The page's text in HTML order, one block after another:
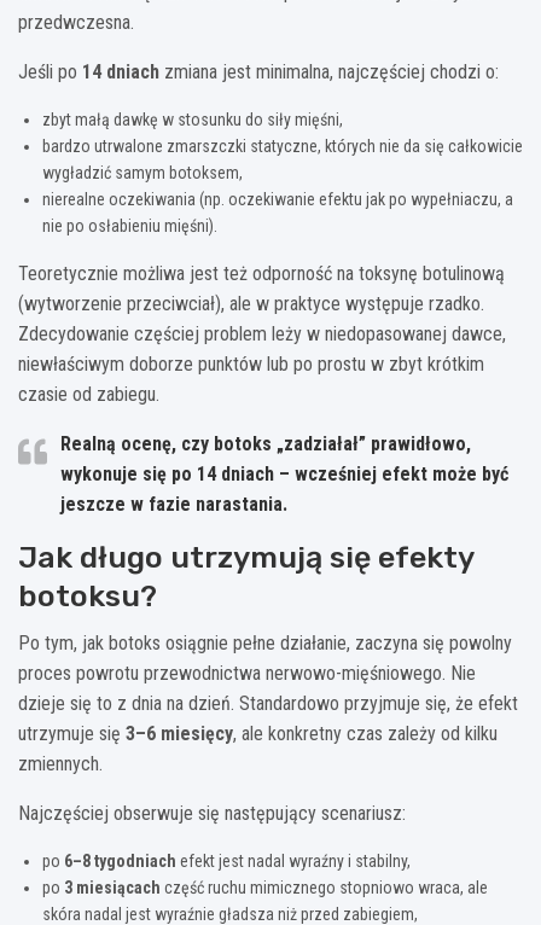
przedwczesna.
Jeśli po 14 dniach zmiana jest minimalna, najczęściej chodzi o:
zbyt małą dawkę w stosunku do siły mięśni,
bardzo utrwalone zmarszczki statyczne, których nie da się całkowicie
wygładzić samym botoksem,
nierealne oczekiwania (np. oczekiwanie efektu jak po wypełniaczu, a
nie po osłabieniu mięśni).
Teoretycznie możliwa jest też odporność na toksynę botulinową
(wytworzenie przeciwciał), ale w praktyce występuje rzadko.
Zdecydowanie częściej problem leży w niedopasowanej dawce,
niewłaściwym doborze punktów lub po prostu w zbyt krótkim
czasie od zabiegu.
Realną ocenę, czy botoks „zadziałał” prawidłowo,
wykonuje się po 14 dniach – wcześniej efekt może być
jeszcze w fazie narastania.
Jak długo utrzymują się efekty
botoksu?
Po tym, jak botoks osiągnie pełne działanie, zaczyna się powolny
proces powrotu przewodnictwa nerwowo-mięśniowego. Nie
dzieje się to z dnia na dzień. Standardowo przyjmuje się, że efekt
utrzymuje się 3–6 miesięcy, ale konkretny czas zależy od kilku
zmiennych.
Najczęściej obserwuje się następujący scenariusz:
po 6–8 tygodniach efekt jest nadal wyraźny i stabilny,
po 3 miesiącach część ruchu mimicznego stopniowo wraca, ale
skóra nadal jest wyraźnie gładsza niż przed zabiegiem,